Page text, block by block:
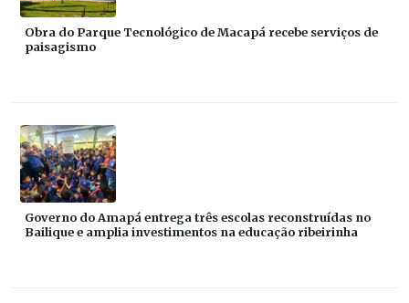
Obra do Parque Tecnológico de Macapá recebe serviços de
paisagismo
Governo do Amapá entrega três escolas reconstruídas no
Bailique e amplia investimentos na educação ribeirinha